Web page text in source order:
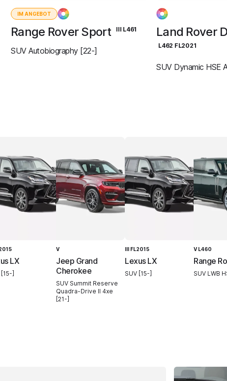
IM ANGEBOT
Range Rover Sport III L461
SUV Autobiography [22-]
Land Rover
L462 FL2021
SUV Dynamic HSE
LX
]
V
Jeep Grand
Cherokee
SUV Summit Reserve
Quadra-Drive II 4xe
[21-]
III FL2015
Lexus LX
SUV [15-]
V L460
Range
SUV LWB